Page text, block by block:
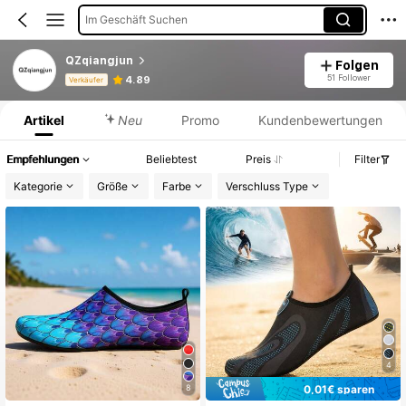
Im Geschäft Suchen
QZqiangjun
Verkäufer 4.89
Folgen
51 Follower
Produktinformation: Preisangabe, Verkaufs- und Lagerbestandsdetails.
Artikel Neu Promo Kundenbewertungen
Empfehlungen Beliebtest Preis
Filter
Kategorie
Größe Farbe Verschluss Type
8
4
0,01€ sparen